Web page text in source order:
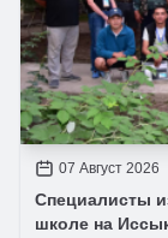
07 Август 2026
Специалисты
школе на